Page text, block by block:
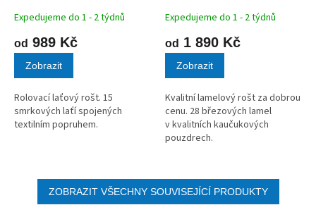
Expedujeme do 1 - 2 týdnů
od 989 Kč
Zobrazit
Rolovací laťový rošt. 15
smrkových laťí spojených
textilním popruhem.
Expedujeme do 1 - 2 týdnů
od 1 890 Kč
Zobrazit
Kvalitní lamelový rošt za dobrou
cenu. 28 březových lamel
v kvalitních kaučukových
pouzdrech.
ZOBRAZIT VŠECHNY SOUVISEJÍCÍ PRODUKTY